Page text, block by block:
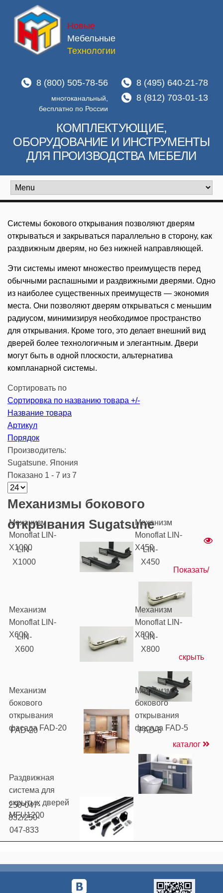
Новые
Мебельные
Технологии
8 (800) 505-78-56
многоканальный,
бесплатно по России
8 (495) 640-21-78
8 (812) 703-01-13
КОМПЛЕКТУЮЩИЕ,
ОБОРУДОВАНИЕ И ИНСТРУМЕНТЫ
ДЛЯ ПРОИЗВОДСТВА МЕБЕЛИ
Системы бокового открывания позволяют дверям
открываться и закрываться параллельно в сторону, как
раздвижным дверям, но без нижней направляющей.
Эти системы имеют множество преимуществ перед
обычными распашными и раздвижными дверями. Одно
из наиболее существенных преимуществ — экономия
места. Они позволяют дверям открываться с меньшим
радиусом, минимизируя необходимое пространство
для открывания. Кроме того, это делает внешний вид
дверей более технологичным и элегантным. Двери
могут быть в одной плоскости, альтернатива
компланарной системы.
Сортировать по
Сортировка по названию товара +/-
Название товара
Артикул
Порядок
Производитель:
Sugatsune. Япония
Показано 1 - 7 из 7
Механизмы бокового
открывания Sugatsune
Механизм
Monoflat LIN-
X1000
LIN-
X1000
Механизм
Monoflat LIN-
X450
LIN-
X450
Механизм
Monoflat LIN-
X600
LIN-
X600
Механизм
Monoflat LIN-
X800
LIN-
X800
Механизм
бокового
открывания
фасада FAD-20
FAD-20
Механизм
бокового
открывания
фасада FAD-5
FAD-5
Раздвижная
система для
скрытых дверей
MFU1200
250-047-
832/250-
047-833
Показать/
скрыть
каталог